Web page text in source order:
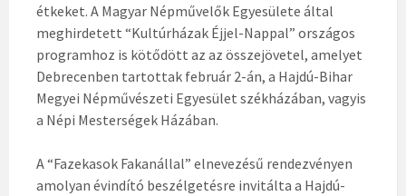
étkeket. A Magyar Népművelők Egyesülete által
meghirdetett “Kultúrházak Éjjel-Nappal” országos
programhoz is kötődött az az összejövetel, amelyet
Debrecenben tartottak február 2-án, a Hajdú-Bihar
Megyei Népművészeti Egyesület székházában, vagyis
a Népi Mesterségek Házában.
A “Fazekasok Fakanállal” elnevezésű rendezvényen
amolyan évindító beszélgetésre invitálta a Hajdú-